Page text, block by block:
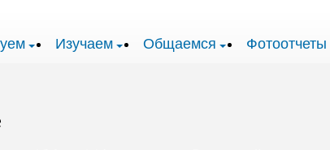
Изучаем Общаемся
Фотоотчеты